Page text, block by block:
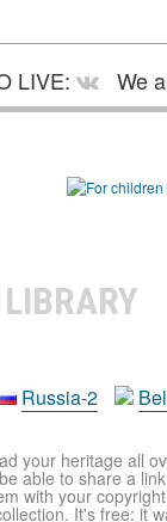
LIVE:
We
Russia-2
your heritage all
able to share a
with your copyright
It's free: it